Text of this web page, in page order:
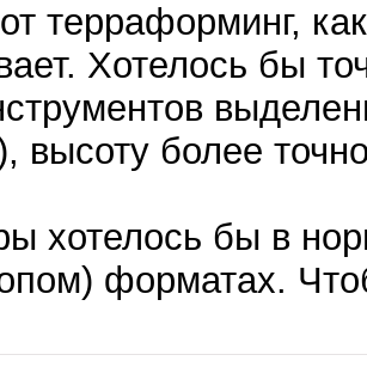
терраформинг,
Хотелось бы
высоту более
хотелось бы в
форматах.